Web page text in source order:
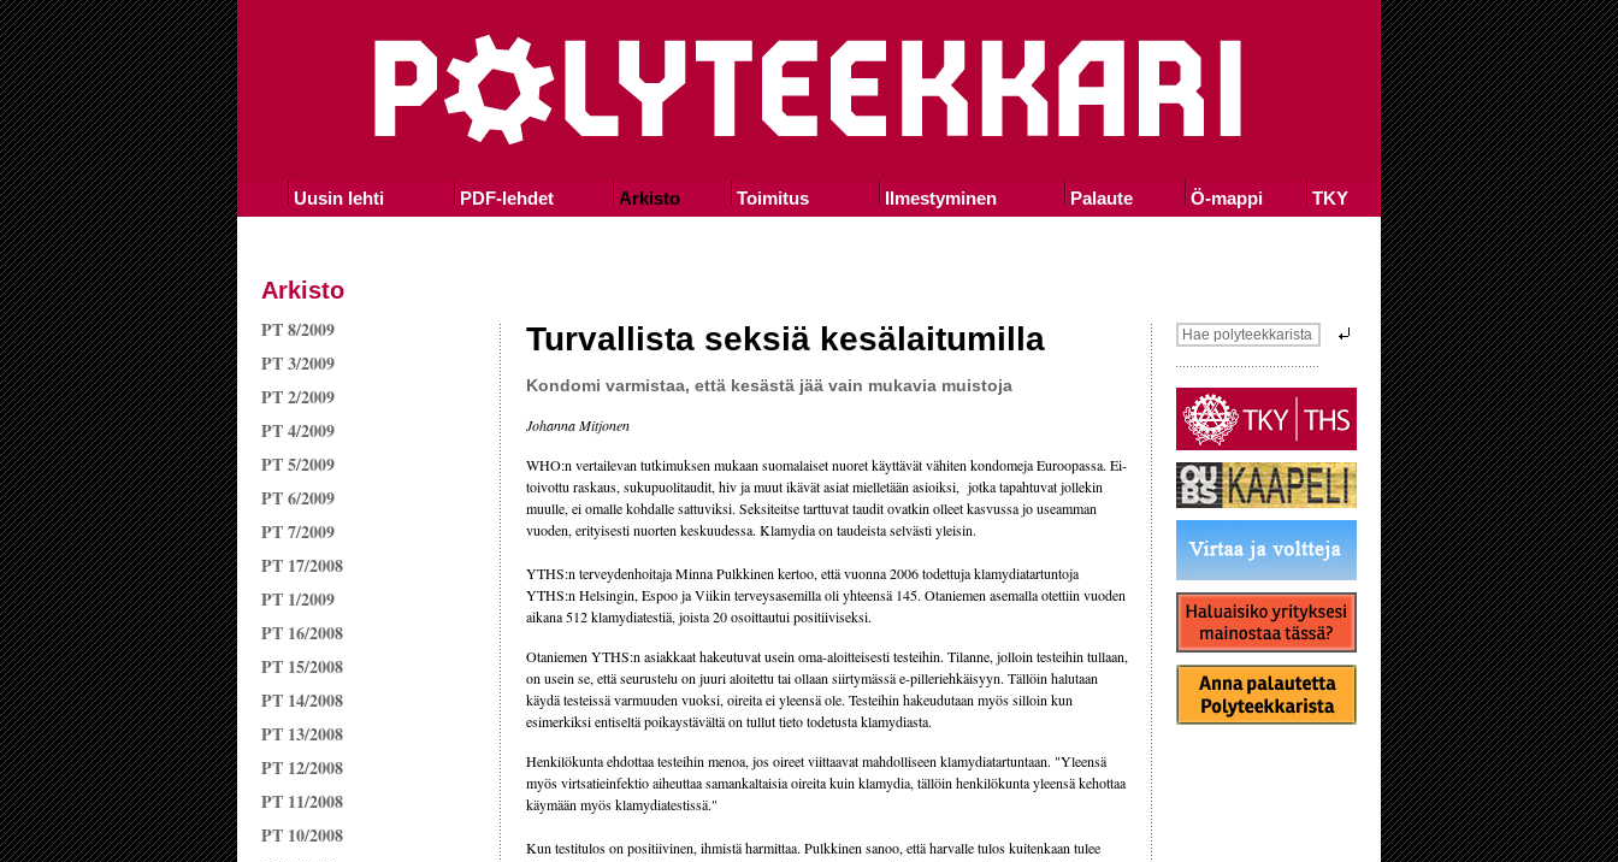
Uusin lehti PDF-lehdet Arkisto Toimitus Ilmestyminen Palaute Ö-mappi TKY
Arkisto
PT 8/2009
PT 3/2009
PT 2/2009
PT 4/2009
PT 5/2009
PT 6/2009
PT 7/2009
PT 17/2008
PT 1/2009
PT 16/2008
PT 15/2008
PT 14/2008
PT 13/2008
PT 12/2008
PT 11/2008
PT 10/2008
Turvallista seksiä kesälaitumilla
Kondomi varmistaa, että kesästä jää vain mukavia muistoja
Johanna Mitjonen
WHO:n vertailevan tutkimuksen mukaan suomalaiset nuoret käyttävät vähiten kondomeja Euroopassa. Ei-
toivottu raskaus, sukupuolitaudit, hiv ja muut ikävät asiat mielletään asioiksi, jotka tapahtuvat jollekin
muulle, ei omalle kohdalle sattuviksi. Seksiteitse tarttuvat taudit ovatkin olleet kasvussa jo useamman
vuoden, erityisesti nuorten keskuudessa. Klamydia on taudeista selvästi yleisin.
YTHS:n terveydenhoitaja Minna Pulkkinen kertoo, että vuonna 2006 todettuja klamydiatartuntoja
YTHS:n Helsingin, Espoo ja Viikin terveysasemilla oli yhteensä 145. Otaniemen asemalla otettiin vuoden
aikana 512 klamydiatestiä, joista 20 osoittautui positiiviseksi.
Otaniemen YTHS:n asiakkaat hakeutuvat usein oma-aloitteisesti testeihin. Tilanne, jolloin testeihin tullaan,
on usein se, että seurustelu on juuri aloitettu tai ollaan siirtymässä e-pilleriehkäisyyn. Tällöin halutaan
käydä testeissä varmuuden vuoksi, oireita ei yleensä ole. Testeihin hakeudutaan myös silloin kun
esimerkiksi entiseltä poikaystävältä on tullut tieto todetusta klamydiasta.
Henkilökunta ehdottaa testeihin menoa, jos oireet viittaavat mahdolliseen klamydiatartuntaan. "Yleensä
myös virtsatieinfektio aiheuttaa samankaltaisia oireita kuin klamydia, tällöin henkilökunta yleensä kehottaa
käymään myös klamydiatestissä."
Kun testitulos on positiivinen, ihmistä harmittaa. Pulkkinen sanoo, että harvalle tulos kuitenkaan tulee